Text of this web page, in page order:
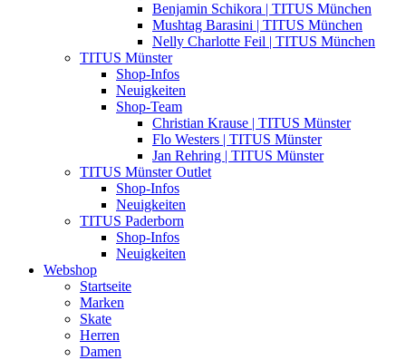
Benjamin Schikora | TITUS München
Mushtag Barasini | TITUS München
Nelly Charlotte Feil | TITUS München
TITUS Münster
Shop-Infos
Neuigkeiten
Shop-Team
Christian Krause | TITUS Münster
Flo Westers | TITUS Münster
Jan Rehring | TITUS Münster
TITUS Münster Outlet
Shop-Infos
Neuigkeiten
TITUS Paderborn
Shop-Infos
Neuigkeiten
Webshop
Startseite
Marken
Skate
Herren
Damen